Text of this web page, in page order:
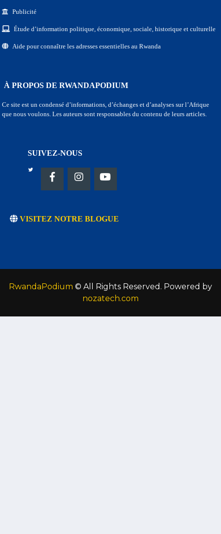
Publicité
Étude d’information politique, économique, sociale, historique et culturelle
Aide pour connaître les adresses essentielles au Rwanda
À PROPOS DE RWANDAPODIUM
Ce site est un condensé d’informations, d’échanges et d’analyses sur l’Afrique
que nous voulons. Les auteurs sont responsables du contenu de leurs articles.
SUIVEZ-NOUS
VISITEZ NOTRE BLOGUE
RwandaPodium © All Rights Reserved. Powered by
nozatech.com